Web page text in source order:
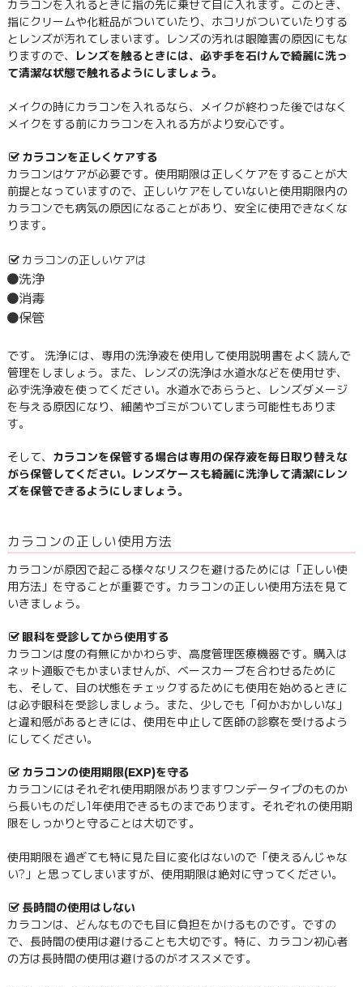
カラコンを入れるときに指の先に乗せて目に入れます。このとき、
指にクリームや化粧品がついていたり、ホコリがついていたりする
とレンズが汚れてしまいます。レンズの汚れは眼障害の原因にもな
りますので、
レンズを触るときには、必ず手を石けんで綺麗に洗っ
て清潔な状態で触れるようにしましょう。
メイクの時にカラコンを入れるなら、メイクが終わった後ではなく
メイクをする前にカラコンを入れる方がより安心です。
カラコンを正しくケアする
カラコンはケアが必要です。使用期限は正しくケアをすることが大
前提となっていますので、正しいケアをしていないと使用期限内の
カラコンでも病気の原因になることがあり、安全に使用できなくな
ります。
カラコンの正しいケアは
洗浄
消毒
保管
です。 洗浄には、専用の洗浄液を使用して使用説明書をよく読んで
管理をしましょう。また、レンズの洗浄は水道水などを使用せず、
必ず洗浄液を使ってください。水道水であらうと、レンズダメージ
を与える原因になり、細菌やゴミがついてしまう可能性もありま
す。
そして、 カラコンを保管する場合は専用の保存液を毎日取り替えな
がら保管してください。レンズケースも綺麗に洗浄して清潔にレン
ズを保管できるようにしましょう。
カラコンの正しい使用方法
カラコンが原因で起こる様々なリスクを避けるためには「正しい使
用方法」を守ることが重要です。カラコンの正しい使用方法を見て
いきましょう。
眼科を受診してから使用する
カラコンは度の有無にかかわらず、高度管理医療機器です。購入は
ネット通販でもかまいませんが、ベースカーブを合わせるために
も、そして、目の状態をチェックするためにも使用を始めるときに
は必ず眼科を受診しましょう。また、少しでも「何かおかしいな」
と違和感があるときには、使用を中止して医師の診察を受けるよう
にしてください。
カラコンの使用期限(EXP)を守る
カラコンにはそれぞれ使用期限がありますワンデータイプのものか
ら長いものだし1年使用できるものまであります。それぞれの使用期
限をしっかりと守ることは大切です。
使用期限を過ぎても特に見た目に変化はないので「使えるんじゃな
い?」と思ってしまいますが、使用期限は絶対に守ってください。
長時間の使用はしない
カラコンは、どんなものでも目に負担をかけるものです。ですの
で、長時間の使用は避けることも大切です。特に、カラコン初心者
の方は長時間の使用は避けるのがオススメです。